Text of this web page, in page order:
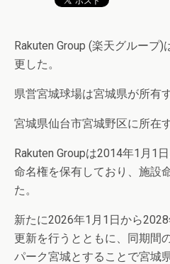
Rakuten Group (楽天グループ
更した。
県営宮城球場は宮城県が所有
宮城県仙台市宮城野区に所在す
Rakuten Groupは2014年1月1
命名権を保有しており、施設
た。
新たに2026年1月1日から
更新を行うとともに、同期間
パーク宮城とすることで宮城